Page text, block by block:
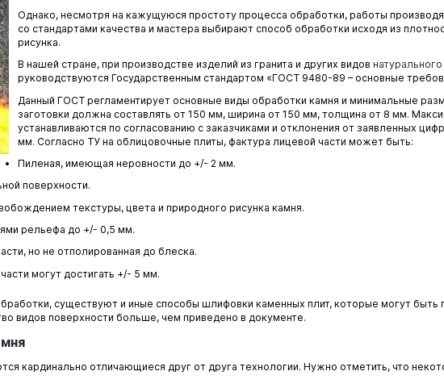
Однако, несмотря на кажущуюся простоту процесса обработки, работы
со стандартами качества и мастера выбирают способ обработки исходя из
рисунка.
В нашей стране, при производстве изделий из гранита и других видов
руководствуются Государственным стандартом «ГОСТ 9480-89 – основные
Данный ГОСТ регламентирует основные виды обработки камня и минимальные
заготовки должна составлять от 150 мм, ширина от 150 мм, толщина от 8 мм.
устанавливаются по согласованию с заказчиками и отклонения от заявленных
мм. Согласно ТУ на облицовочные плиты, фактура лицевой части может быть:
Пиленая, имеющая неровности до +/- 2 мм.
поверхности.
текстуры, цвета и природного рисунка камня.
рельефа до +/- 0,5 мм.
но не отполированная до блеска.
могут достигать +/- 5 мм.
существуют и иные способы шлифовки каменных плит, которые могут быть
видов поверхности больше, чем приведено в документе.
кардинально отличающиеся друг от друга технологии. Нужно отметить, что